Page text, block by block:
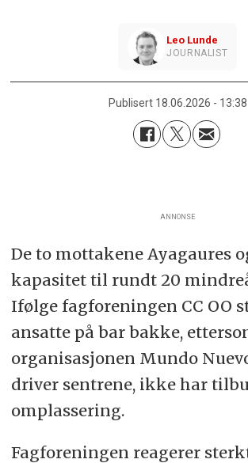
Leo Lunde
JOURNALIST
Publisert 18.06.2026 - 13:38
ANNONSE
De to mottakene Ayagaures
kapasitet til rundt 20
Ifølge fagforeningen CC OO
ansatte på bar bakke,
organisasjonen Mundo
driver sentrene, ikke har
omplassering.
Fagforeningen reagerer